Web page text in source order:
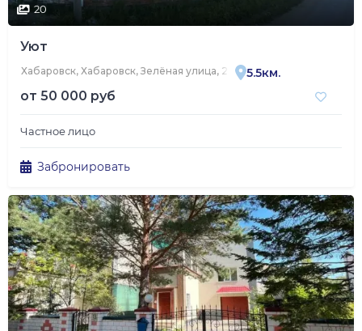
20
Уют
Хабаровск, Хабаровск, Зелёная улица, 2В 5.5км.
от 50 000 руб
Частное лицо
Забронировать